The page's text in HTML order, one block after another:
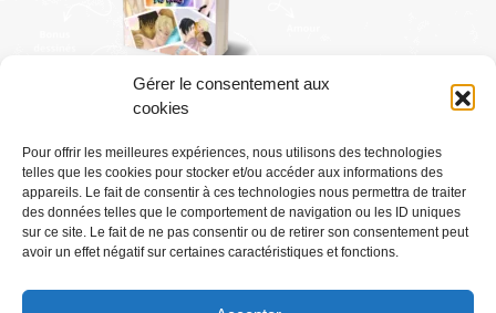
Gérer le consentement aux
cookies
Pour offrir les meilleures expériences, nous utilisons des technologies
telles que les cookies pour stocker et/ou accéder aux informations des
appareils. Le fait de consentir à ces technologies nous permettra de traiter
des données telles que le comportement de navigation ou les ID uniques
sur ce site. Le fait de ne pas consentir ou de retirer son consentement peut
avoir un effet négatif sur certaines caractéristiques et fonctions.
Conditions générales
Mentions légales